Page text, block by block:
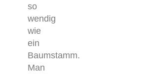
so
wendig
wie
ein
Baumstamm.
Man